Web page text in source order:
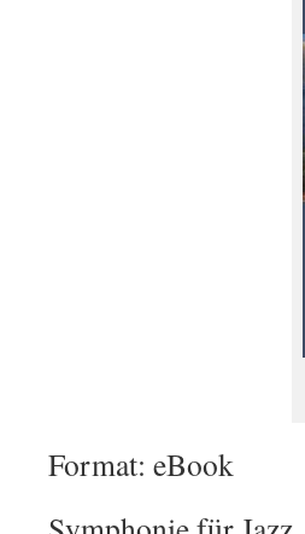
Format: eBook